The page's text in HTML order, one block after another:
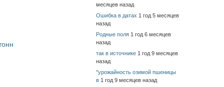
месяцев назад
Ошибка в датах 1 год 5 месяцев
назад
Родные поля 1 год 6 месяцев
назад
так в источнике 1 год 9 месяцев
назад
"урожайность озимой пшеницы
в 1 год 9 месяцев назад